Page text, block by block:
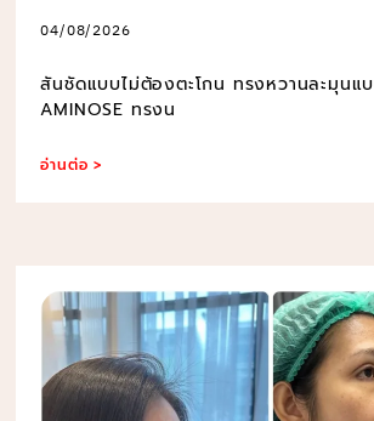
04/08/2026
สันชัดแบบไม่ต้องตะโกน ทรงหวานละมุนแ
AMINOSE ทรงน
อ่านต่อ >